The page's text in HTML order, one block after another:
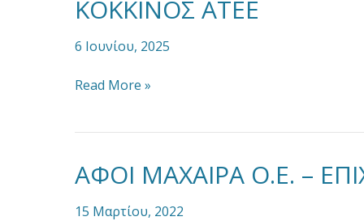
ΚΟΚΚΙΝΟΣ ΑΤΕΕ
6 Ιουνίου, 2025
ΑΤΕΕ
Read More »
ΑΦΟΙ ΜΑΧΑΙΡΑ Ο.Ε. –
15 Μαρτίου, 2022
ΑΦΟΙ
ΜΑΧΑΙΡΑ
Ο.Ε.